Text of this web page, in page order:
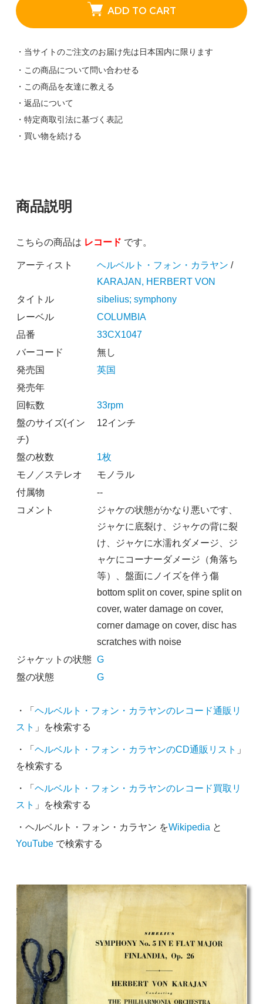
ADD TO CART
・当サイトのご注文のお届け先は日本国内に限ります
・この商品について問い合わせる
・この商品を友達に教える
・返品について
・特定商取引法に基づく表記
・買い物を続ける
商品説明
こちらの商品は レコード です。
アーティスト ヘルベルト・フォン・カラヤン /
KARAJAN, HERBERT VON
タイトル
sibelius; symphony
レーベル
COLUMBIA
品番
33CX1047
バーコード
無し
発売国
英国
発売年
回転数
33rpm
盤のサイズ(イン
チ)
12インチ
盤の枚数
1枚
モノ／ステレオ
モノラル
付属物
--
コメント
ジャケの状態がかなり悪いです、
ジャケに底裂け、ジャケの背に裂
け、ジャケに水濡れダメージ、ジ
ャケにコーナーダメージ（角落ち
等）、盤面にノイズを伴う傷
bottom split on cover, spine split on
cover, water damage on cover,
corner damage on cover, disc has
scratches with noise
ジャケットの状態 G
盤の状態
G
・「 ヘルベルト・フォン・カラヤンのレコード通販リ
スト 」を検索する
・「 ヘルベルト・フォン・カラヤンのCD通販リスト 」
を検索する
・「 ヘルベルト・フォン・カラヤンのレコード買取リ
スト 」を検索する
・ヘルベルト・フォン・カラヤン をWikipedia と
YouTubeで検索する